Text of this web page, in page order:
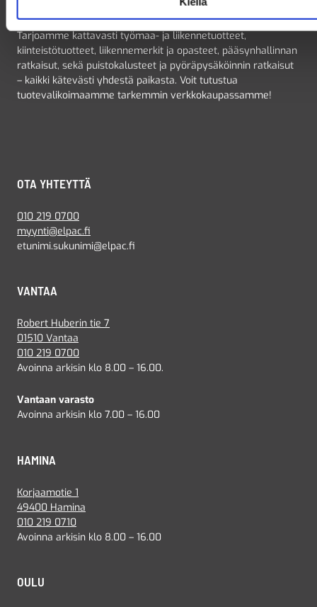
Olemme suomalainen perheyritys vuodesta 1985.
Tarjoamme kattavasti työmaa- ja liikennetuotteet,
kiinteistötuotteet, liikennemerkit ja opasteet, pääsynhallinnan
ratkaisut, sekä puistokalusteet ja pyöräpysäköinnin ratkaisut
– kaikki kätevästi yhdestä paikasta. Voit tutustua
tuotevalikoimaamme tarkemmin verkkokaupassamme!
OTA YHTEYTTÄ
010 219 0700
myynti@elpac.fi
etunimi.sukunimi@elpac.fi
VANTAA
Robert Huberin tie 7
01510 Vantaa
010 219 0700
Avoinna arkisin klo 8.00 – 16.00.
Vantaan varasto
Avoinna arkisin klo 7.00 – 16.00
HAMINA
Korjaamotie 1
49400 Hamina
010 219 0710
Avoinna arkisin klo 8.00 – 16.00
OULU